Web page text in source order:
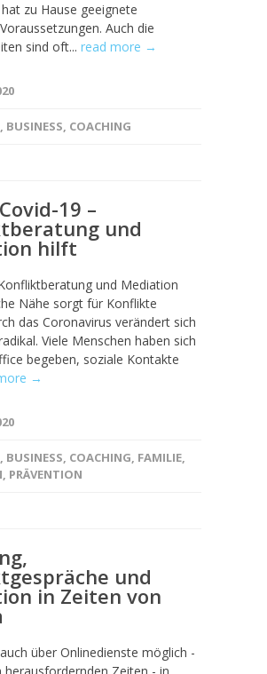
zu Hause geeignete
Auch die
sind oft... read more →
, BUSINESS, COACHING
19 –
und
hilft
und Mediation
Nähe sorgt für Konflikte
das Coronavirus verändert sich
Viele Menschen haben sich
begeben, soziale Kontakte
→
, BUSINESS, COACHING, FAMILIE,
, PRÄVENTION
und
in Zeiten von
über Onlinedienste möglich -